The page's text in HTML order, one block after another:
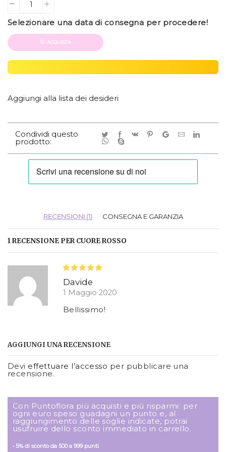
Quantity
Selezionare una data di consegna per procedere!
ACQUISTA
Aggiungi alla lista dei desideri
Condividi questo
prodotto:
RECENSIONI (1) CONSEGNA E GARANZIA
1 RECENSIONE PERCUORE ROSSO
Davide
1 Maggio 2020
Bellissimo!
AGGIUNGI UNA RECENSIONE
Devi effettuare l’accesso per pubblicare una
recensione.
Con Puntoflora più acquisti e più risparmi: per
ogni euro speso guadagni un punto e, al
raggiungimento delle soglie indicate, potrai
usufruire dello sconto immediato in carrello.
• 5% di sconto da 500 a 999 punti